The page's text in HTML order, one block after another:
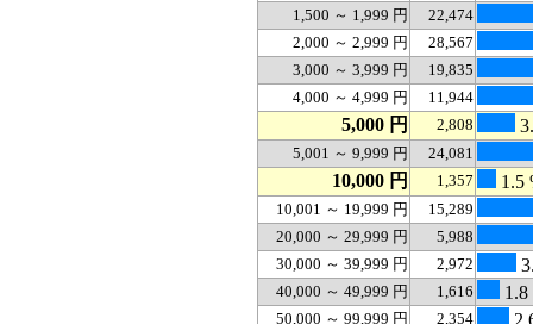
1,500 ～ 1,999 円
22,474
2,000 ～ 2,999 円
28,567
3,000 ～ 3,999 円
19,835
4,000 ～ 4,999 円
11,944
5,000 円 2,808
5,001 ～ 9,999 円 24,081
10,000 円 1,357 1.5
10,001 ～ 19,999 円
15,289
20,000 ～ 29,999 円
5,988
30,000 ～ 39,999 円
2,972
40,000 ～ 49,999 円 1,616 1.8
50,000 ～ 99,999 円 2,354